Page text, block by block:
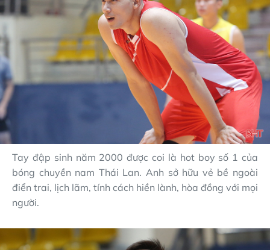
Tay đập sinh năm 2000 được coi là hot boy số 1 của
bóng chuyền nam Thái Lan. Anh sở hữu vẻ bề ngoài
điển trai, lịch lãm, tính cách hiền lành, hòa đồng với mọi
người.